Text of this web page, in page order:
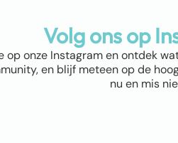
Volg ons op
op onze Instagram en ontdek
en blijf meteen op de
nu en mis